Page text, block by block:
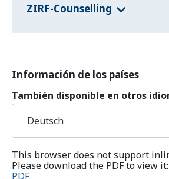
ZIRF-Counselling
Información de los países
También disponible en otros
Deutsch
This browser does not support
Please download the PDF to view it:
PDF